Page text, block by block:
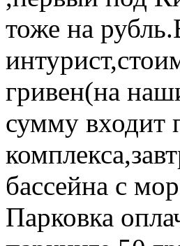
тоже на
гривен(на
сумму входит
бассейна с
Парковка